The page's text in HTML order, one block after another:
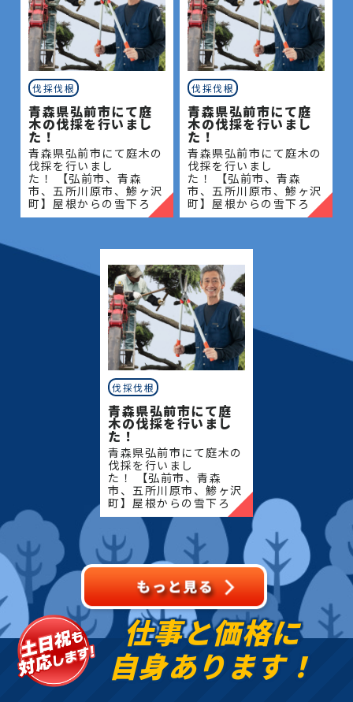
伐採伐根
青森県弘前市にて庭
木の伐採を行いまし
た！
青森県弘前市にて庭木の
伐採を行いまし
た！ 【弘前市、青森
市、五所川原市、鯵ヶ沢
町】屋根からの雪下ろ
し・除雪・排雪などの作
定・草刈りなどのお庭の
こと、造園・
伐採伐根
青森県弘前市にて庭
木の伐採を行いまし
た！
青森県弘前市にて庭木の
伐採を行いまし
た！ 【弘前市、青森
市、五所川原市、鯵ヶ沢
町】屋根からの雪下ろ
し・除雪・排雪などの作
定・草刈りなどのお庭の
こと、造園・
伐採伐根
青森県弘前市にて庭
木の伐採を行いまし
た！
青森県弘前市にて庭木の
伐採を行いまし
た！ 【弘前市、青森
市、五所川原市、鯵ヶ沢
町】屋根からの雪下ろ
し・除雪・排雪などの作
業もお任せください！地
域密着で伐採・抜根・剪
定・草刈りなどのお庭の
こと、造園・
仕事と価格に
自身あります！